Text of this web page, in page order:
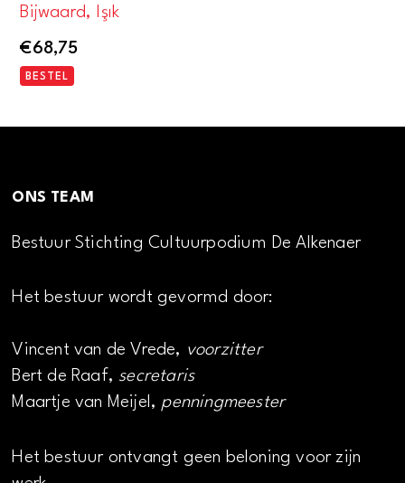
Bijwaard, Işık
€68,75
BESTEL
ONS TEAM
Bestuur Stichting Cultuurpodium De Alkenaer
Het bestuur wordt gevormd door:
Vincent van de Vrede, voorzitter
Bert de Raaf, secretaris
Maartje van Meijel, penningmeester
Het bestuur ontvangt geen beloning voor zijn